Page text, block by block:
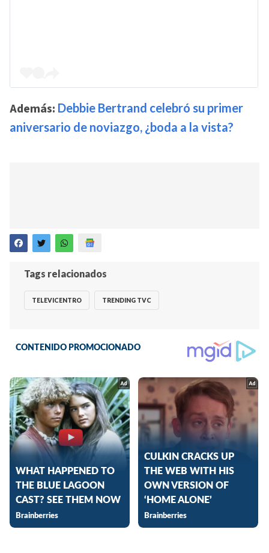
Además: Debbie Bertrand celebró su primer
aniversario de noviazgo, ¿boda a la vista?
Tags relacionados
TELEVICENTRO TRENDING TVC